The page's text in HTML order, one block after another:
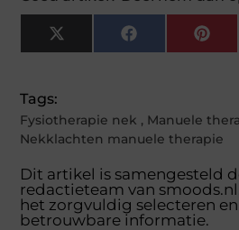
X
(Twitter)
Facebook
Tags:
Fysiotherapie nek , Manuele
Nekklachten manuele therapie
Dit artikel is samengesteld
redactieteam van
het zorgvuldig selecteren
betrouwbare informatie.